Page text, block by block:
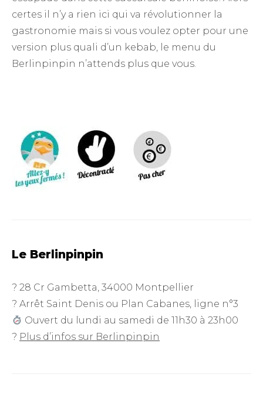
certes il n’y a rien ici qui va révolutionner la
gastronomie mais si vous voulez opter pour une
version plus quali d’un kebab, le menu du
Berlinpinpin n’attends plus que vous.
Le Berlinpinpin
? 28 Cr Gambetta, 34000 Montpellier
? Arrêt Saint Denis ou Plan Cabanes, ligne n°3
Ouvert du lundi au samedi de 11h30 à 23h00
? Plus d’infos sur Berlinpinpin